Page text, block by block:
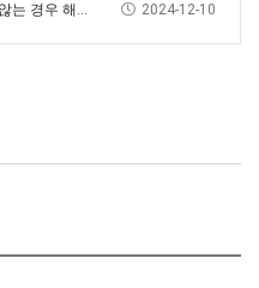
우 해결방법 2024-12-10